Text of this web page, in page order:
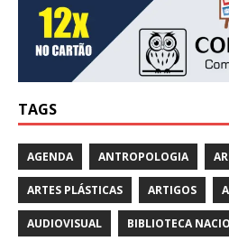
TAGS
AGENDA ANTROPOLOGIA
ARTES PLÁSTICAS ARTIGOS
AUDIOVISUAL BIBLIOTECA